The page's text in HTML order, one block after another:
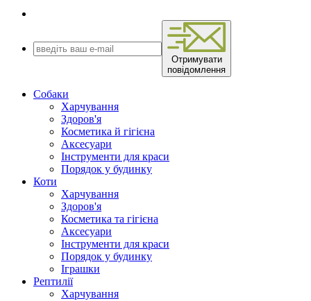
Отримувати
повідомлення
Собаки
Харчування
Здоров'я
Косметика й гігієна
Аксесуари
Інструменти для краси
Порядок у будинку
Коти
Харчування
Здоров'я
Косметика та гігієна
Аксесуари
Інструменти для краси
Порядок у будинку
Іграшки
Рептилії
Харчування